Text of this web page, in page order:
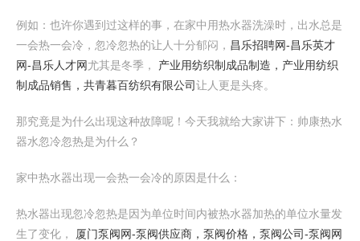
例如：也许你遇到过这样的事，在家中用热水器洗澡时，出水总是
一会热一会冷，忽冷忽热的让人十分郁闷， 昌乐招聘网-昌乐英才
网-昌乐人才网尤其是冬季， 产业用纺织制成品制造，产业用纺织
制成品销售，共青暮百纺织有限公司让人更是头疼。
那究竟是为什么出现这种故障呢！今天我就给大家讲下：帅康热水
器水忽冷忽热是为什么？
家中热水器出现一会热一会冷的原因是什么：
热水器出现忽冷忽热是因为单位时间内被热水器加热的单位水量发
生了变化，
厦门泵阀网-泵阀供应商，泵阀价格，泵阀公司-泵阀网